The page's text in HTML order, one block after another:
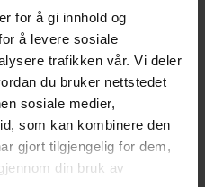
for å gi innhold og
å levere sosiale
trafikken vår. Vi deler
du bruker nettstedet
sosiale medier,
som kan kombinere den
gjort tilgjengelig for dem,
din bruk av
Tegnebøker
320
3dtotal Publishing
01.09.2020
Teknikk: Penn og Blekkog
Teknikk: Tegneserier